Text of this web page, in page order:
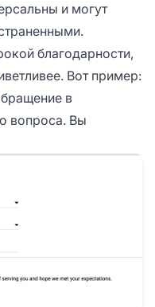
и могут
благодарности,
Вот пример:
в
вопроса. Вы